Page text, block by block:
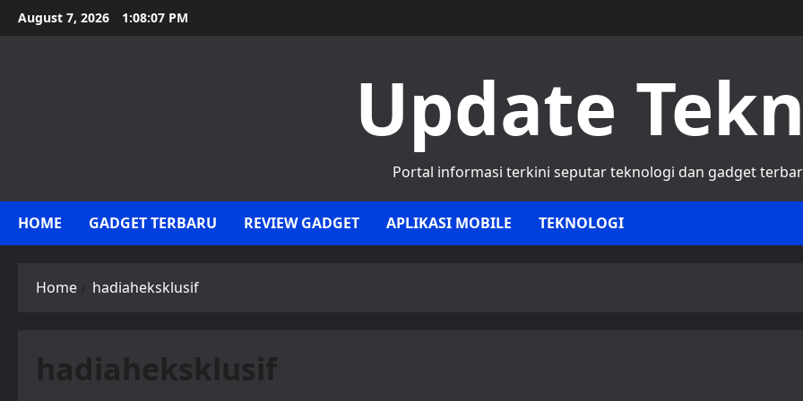
Skip
to
August 7, 2026 1:08:07 PM
Update
Portal informasi terkini seputar teknologi dan gadget
HOME GADGET TERBARU REVIEW GADGET APLIKASI MOBILE TEKNOLOGI
Home hadiaheksklusif
hadiaheksklusif